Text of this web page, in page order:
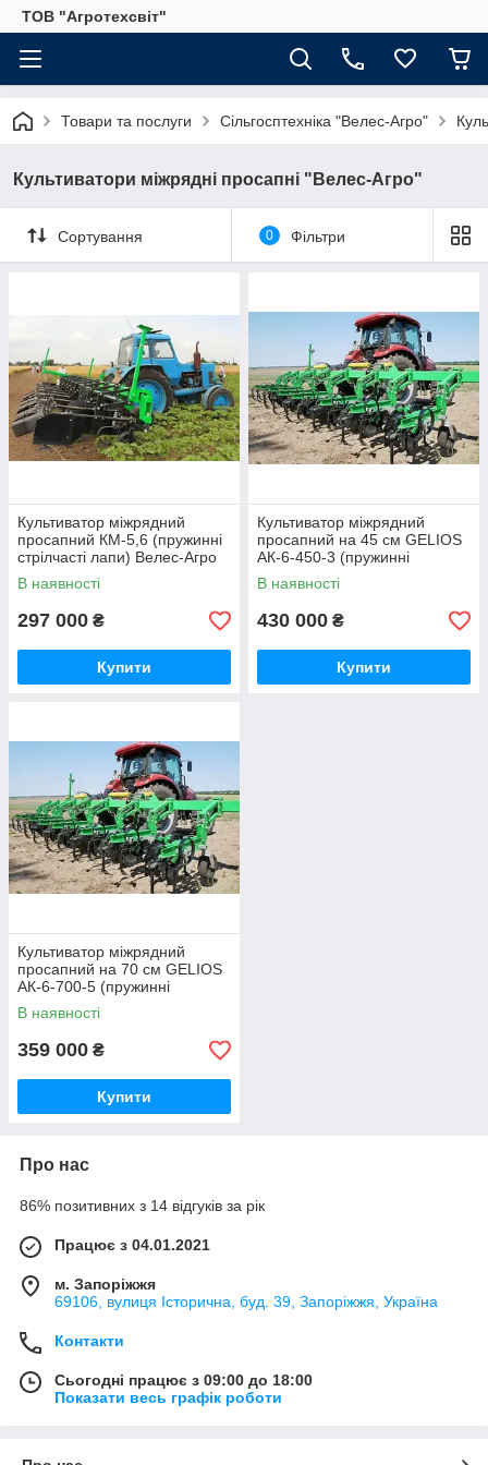
ТОВ "Агротехсвіт"
Товари та послуги Сільгосптехніка "Велес-Агро"
Культиватори міжрядні просапні "Велес-Агро"
Сортування 0 Фільтри
Культиватор міжрядний
просапний КМ-5,6 (пружинні
стрілчасті лапи) Велес-Агро
В наявності
297 000 ₴
Купити
Культиватор міжрядний
просапний на 45 см GELIOS
АК-6-450-3 (пружинні
стрілчасті лапи) Велес-Агро
В наявності
430 000 ₴
Купити
Культиватор міжрядний
просапний на 70 см GELIOS
АК-6-700-5 (пружинні
стрілчасті лапи) Велес-Агро
В наявності
359 000 ₴
Купити
Про нас
86% позитивних з 14 відгуків за рік
Працює з 04.01.2021
м. Запоріжжя
69106, вулиця Історична, буд. 39, Запоріжжя, Україна
Контакти
Сьогодні працює з 09:00 до 18:00
Показати весь графік роботи